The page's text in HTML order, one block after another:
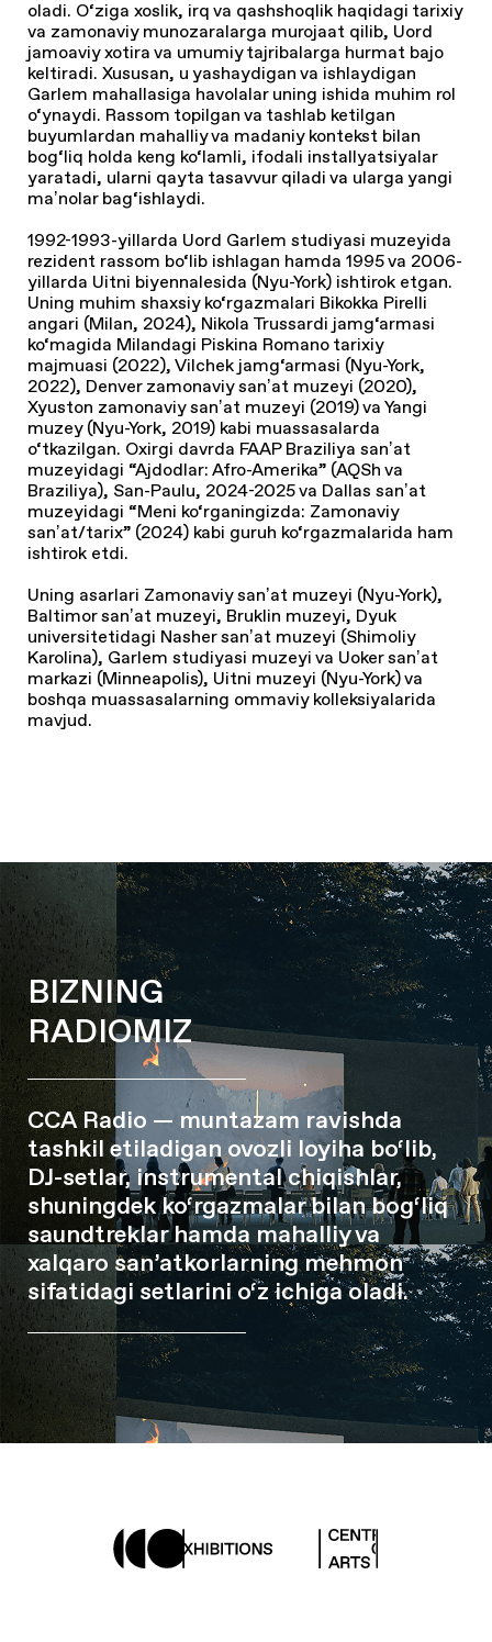
oladi. O‘ziga xoslik, irq va qashshoqlik haqidagi tarixiy
va zamonaviy munozaralarga murojaat qilib, Uord
jamoaviy xotira va umumiy tajribalarga hurmat bajo
keltiradi. Xususan, u yashaydigan va ishlaydigan
Garlem mahallasiga havolalar uning ishida muhim rol
o‘ynaydi. Rassom topilgan va tashlab ketilgan
buyumlardan mahalliy va madaniy kontekst bilan
bog‘liq holda keng ko‘lamli, ifodali installyatsiyalar
yaratadi, ularni qayta tasavvur qiladi va ularga yangi
maʼnolar bag‘ishlaydi.
1992-1993-yillarda Uord Garlem studiyasi muzeyida
rezident rassom bo‘lib ishlagan hamda 1995 va 2006-
yillarda Uitni biyennalesida (Nyu-York) ishtirok etgan.
Uning muhim shaxsiy ko‘rgazmalari Bikokka Pirelli
angari (Milan, 2024), Nikola Trussardi jamg‘armasi
ko‘magida Milandagi Piskina Romano tarixiy
majmuasi (2022), Vilchek jamg‘armasi (Nyu-York,
2022), Denver zamonaviy sanʼat muzeyi (2020),
Xyuston zamonaviy sanʼat muzeyi (2019) va Yangi
muzey (Nyu-York, 2019) kabi muassasalarda
o‘tkazilgan. Oxirgi davrda FAAP Braziliya sanʼat
muzeyidagi “Ajdodlar: Afro-Amerika” (AQSh va
Braziliya), San-Paulu, 2024-2025 va Dallas sanʼat
muzeyidagi “Meni ko‘rganingizda: Zamonaviy
sanʼat/tarix” (2024) kabi guruh ko‘rgazmalarida ham
ishtirok etdi.
Uning asarlari Zamonaviy sanʼat muzeyi (Nyu-York),
Baltimor sanʼat muzeyi, Bruklin muzeyi, Dyuk
universitetidagi Nasher sanʼat muzeyi (Shimoliy
Karolina), Garlem studiyasi muzeyi va Uoker sanʼat
markazi (Minneapolis), Uitni muzeyi (Nyu-York) va
boshqa muassasalarning ommaviy kolleksiyalarida
mavjud.
BIZNING
RADIOMIZ
CCA Radio — muntazam ravishda
tashkil etiladigan ovozli loyiha bo‘lib,
DJ-setlar, instrumental chiqishlar,
shuningdek ko‘rgazmalar bilan bog‘liq
saundtreklar hamda mahalliy va
xalqaro san’atkorlarning mehmon
sifatidagi setlarini o‘z ichiga oladi.